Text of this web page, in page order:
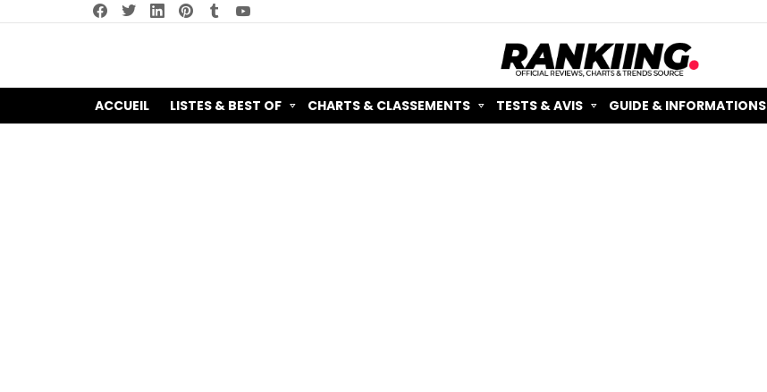
facebooktwitterlinkedin pinterest
ACCUEIL LISTES & BEST OF CHARTS & CLASSEMENTS TESTS & AVIS GUIDE & INFORMATIONS